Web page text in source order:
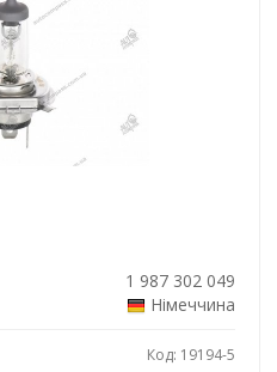
1 987 302 049
Німеччина
Код: 19194-5